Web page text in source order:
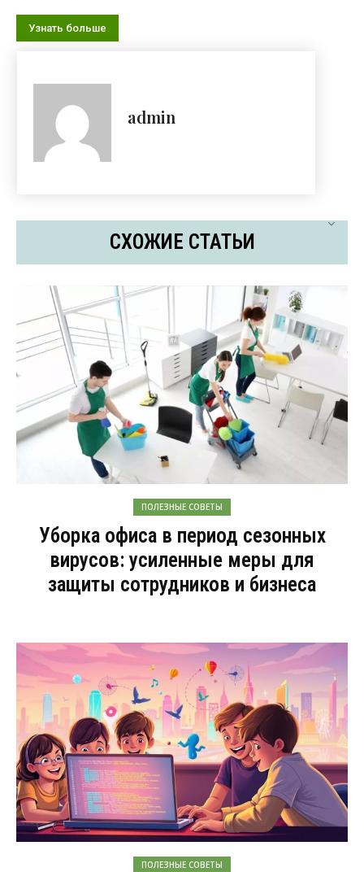
Узнать больше
admin
СХОЖИЕ СТАТЬИ
ПОЛЕЗНЫЕ СОВЕТЫ
Уборка офиса в период сезонных
вирусов: усиленные меры для
защиты сотрудников и бизнеса
ПОЛЕЗНЫЕ СОВЕТЫ